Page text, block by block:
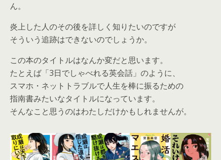
ん。
炎上した人のその後を詳しく知りたいのですが
そういう追跡はできないのでしょうか。
この本のタイトルはなんか変だと思います。
たとえば「3日でしゃべれる英会話」のように、
スマホ・ネットトラブルで人生を棒に振るための
指南書みたいなタイトルになっています。
そんなこと思うのはわたしだけかもしれませんが。